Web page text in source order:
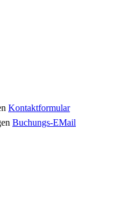
Kontaktformular
Buchungs-EMail